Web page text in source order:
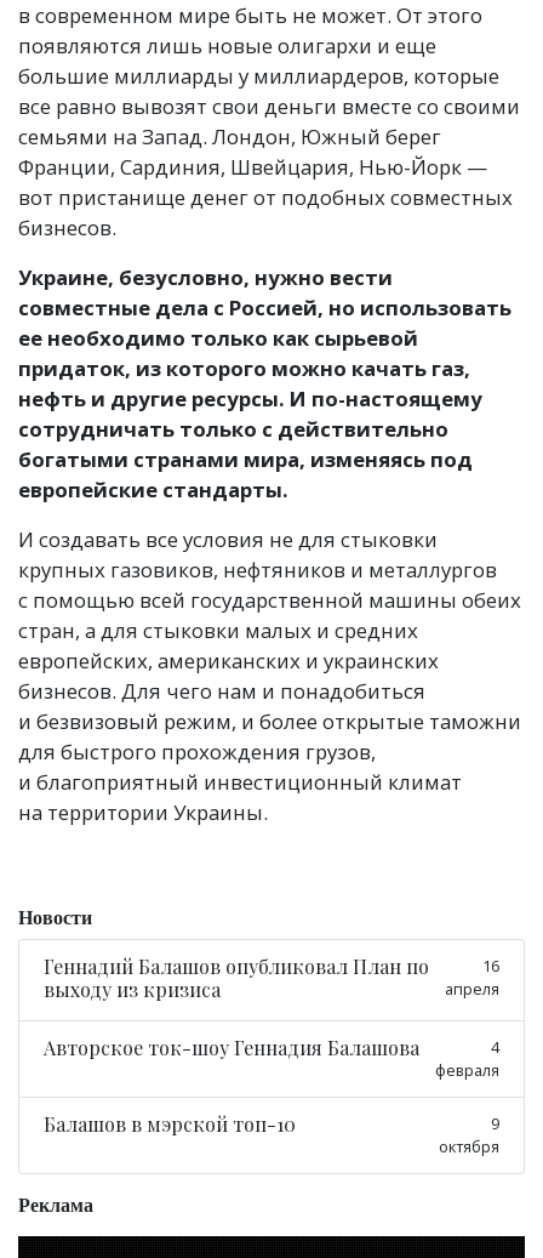
в современном мире быть не может. От этого
появляются лишь новые олигархи и еще
большие миллиарды у миллиардеров, которые
все равно вывозят свои деньги вместе со своими
семьями на Запад. Лондон, Южный берег
Франции, Сардиния, Швейцария, Нью-Йорк —
вот пристанище денег от подобных совместных
бизнесов.
Украине, безусловно, нужно вести
совместные дела с Россией, но использовать
ее необходимо только как сырьевой
придаток, из которого можно качать газ,
нефть и другие ресурсы. И по-настоящему
сотрудничать только с действительно
богатыми странами мира, изменяясь под
европейские стандарты.
И создавать все условия не для стыковки
крупных газовиков, нефтяников и металлургов
с помощью всей государственной машины обеих
стран, а для стыковки малых и средних
европейских, американских и украинских
бизнесов. Для чего нам и понадобиться
и безвизовый режим, и более открытые таможни
для быстрого прохождения грузов,
и благоприятный инвестиционный климат
на территории Украины.
Новости
Геннадий Балашов опубликовал План по
выходу из кризиса
16
апреля
Авторское ток-шоу Геннадия Балашова
4
февраля
Балашов в мэрской топ-10
9
октября
Реклама